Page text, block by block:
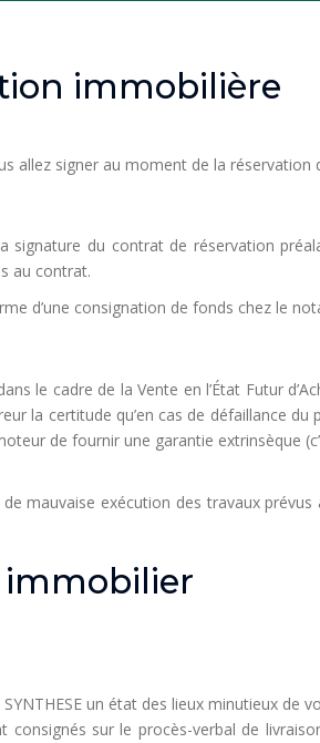
immobilière
signer au moment de la réservation
du contrat de réservation
au contrat.
d’une consignation de fonds chez le
le cadre de la Vente en l’État Futur
la certitude qu’en cas de défaillance
de fournir une garantie extrinsèque
mauvaise exécution des travaux
immobilier
un état des lieux minutieux de
sur le procès-verbal de